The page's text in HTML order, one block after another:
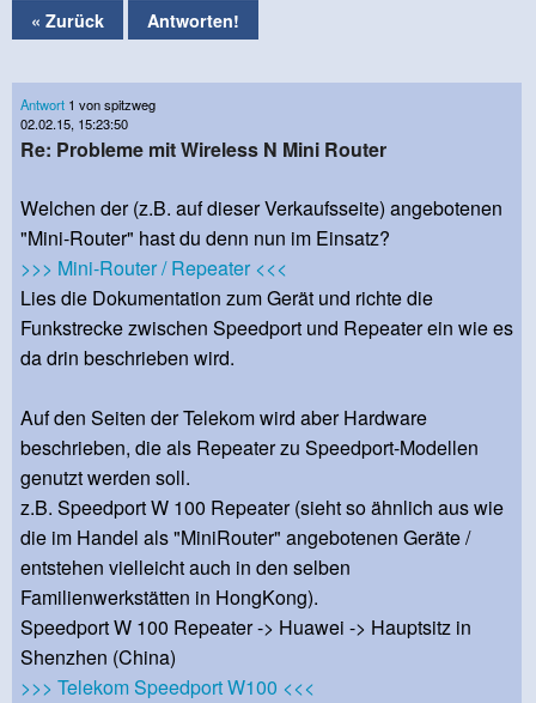
« Zurück Antworten!
Antwort 1 von spitzweg
02.02.15, 15:23:50
Re: Probleme mit Wireless N Mini Router
Welchen der (z.B. auf dieser Verkaufsseite) angebotenen
"Mini-Router" hast du denn nun im Einsatz?
>>> Mini-Router / Repeater <<<
Lies die Dokumentation zum Gerät und richte die
Funkstrecke zwischen Speedport und Repeater ein wie es
da drin beschrieben wird.
Auf den Seiten der Telekom wird aber Hardware
beschrieben, die als Repeater zu Speedport-Modellen
genutzt werden soll.
z.B. Speedport W 100 Repeater (sieht so ähnlich aus wie
die im Handel als "MiniRouter" angebotenen Geräte /
entstehen vielleicht auch in den selben
Familienwerkstätten in HongKong).
Speedport W 100 Repeater -> Huawei -> Hauptsitz in
Shenzhen (China)
>>> Telekom Speedport W100 <<<